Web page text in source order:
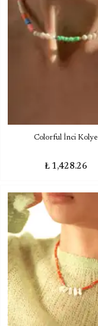
Colorful İnci Kolye
₺ 1,428.26